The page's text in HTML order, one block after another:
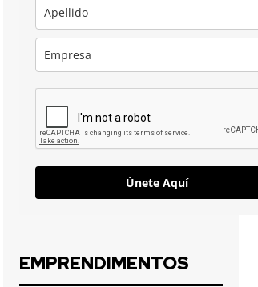
Únete Aquí
EMPRENDIMENTOS